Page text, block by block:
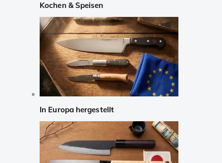
Kochen & Speisen
In Europa hergestellt